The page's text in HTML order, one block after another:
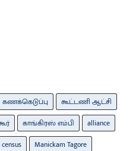
கணக்கெடுப்பு
கூட்டணி ஆட்சி
காங்கிரஸ் எம்பி
alliance
Manickam Tagore